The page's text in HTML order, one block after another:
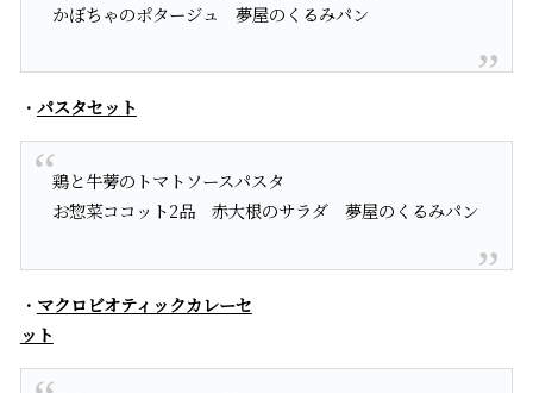
かぼちゃのポタージュ 夢屋のくるみパン
・ パスタセット
鶏と牛蒡のトマトソースパスタ
お惣菜ココット2品 赤大根のサラダ 夢屋のくるみパン
・ マクロビオティックカレーセ
ット